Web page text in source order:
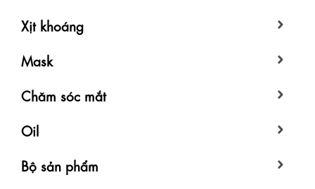
Xịt khoáng
Mask
Chăm sóc mắt
Oil
Bộ sản phẩm